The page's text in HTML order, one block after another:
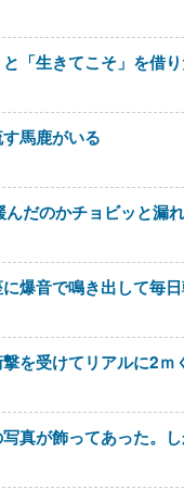
「生きてこそ」を借
馬鹿がいる
だのかチョビッと漏
爆音で鳴き出して毎
を受けてリアルに2ｍ
真が飾ってあった。